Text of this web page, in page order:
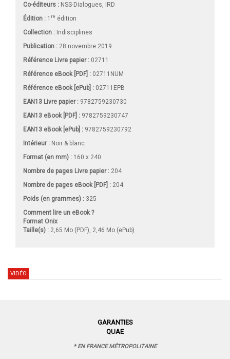
Co-éditeurs : NSS-Dialogues, IRD
Édition : 1 re édition
Collection : Indisciplines
Publication : 28 novembre 2019
Référence Livre papier : 02711
Référence eBook [PDF] : 02711NUM
Référence eBook [ePub] : 02711EPB
EAN13 Livre papier : 9782759230730
EAN13 eBook [PDF] : 9782759230747
EAN13 eBook [ePub] : 9782759230792
Intérieur : Noir & blanc
Format (en mm) : 160 x 240
Nombre de pages Livre papier: 204
Nombre de pages eBook [PDF] : 204
Poids (en grammes) : 325
Comment lire un eBook ?
Format Onix
Taille(s) : 2,65 Mo (PDF), 2,46 Mo (ePub)
VIDÉO
GARANTIES
QUAE
* EN FRANCE MÉTROPOLITAINE